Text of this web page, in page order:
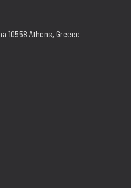
10558 Athens, Greece